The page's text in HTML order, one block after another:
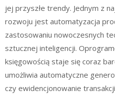
jej przyszłe trendy. Jednym z
rozwoju jest automatyzacja
zastosowaniu nowoczesnych
sztucznej inteligencji.
księgowością staje się coraz
umożliwia automatyczne
czy ewidencjonowanie